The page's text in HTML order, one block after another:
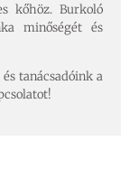
kőhöz. Burkoló
minőségét és
és tanácsadóink a